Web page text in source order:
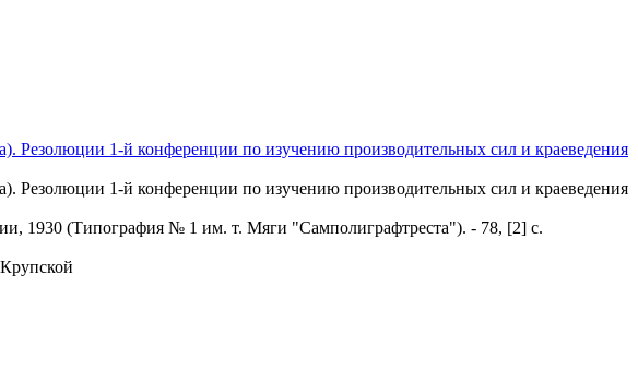
Резолюции 1-й конференции по изучению производительных сил и краеведения
Резолюции 1-й конференции по изучению производительных сил и краеведения
1930 (Типография № 1 им. т. Мяги "Самполиграфтреста"). - 78, [2] с.